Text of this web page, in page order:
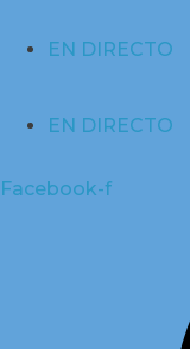
EN DIRECTO
EN DIRECTO
Facebook-f